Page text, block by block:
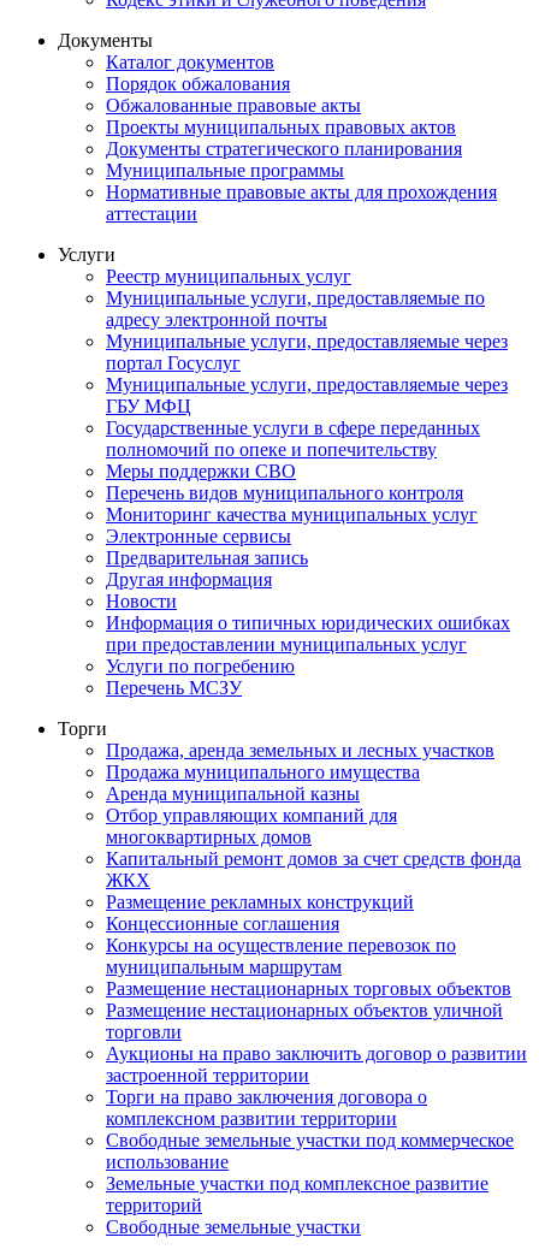
Документы
Каталог документов
Порядок обжалования
Обжалованные правовые акты
Проекты муниципальных правовых актов
Документы стратегического планирования
Муниципальные программы
Нормативные правовые акты для прохождения
аттестации
Услуги
Реестр муниципальных услуг
Муниципальные услуги, предоставляемые по
адресу электронной почты
Муниципальные услуги, предоставляемые через
портал Госуслуг
Муниципальные услуги, предоставляемые через
ГБУ МФЦ
Государственные услуги в сфере переданных
полномочий по опеке и попечительству
Меры поддержки СВО
Перечень видов муниципального контроля
Мониторинг качества муниципальных услуг
Электронные сервисы
Предварительная запись
Другая информация
Новости
Информация о типичных юридических ошибках
при предоставлении муниципальных услуг
Услуги по погребению
Перечень МСЗУ
Торги
Продажа, аренда земельных и лесных участков
Продажа муниципального имущества
Аренда муниципальной казны
Отбор управляющих компаний для
многоквартирных домов
Капитальный ремонт домов за счет средств фонда
ЖКХ
Размещение рекламных конструкций
Концессионные соглашения
Конкурсы на осуществление перевозок по
муниципальным маршрутам
Размещение нестационарных торговых объектов
Размещение нестационарных объектов уличной
торговли
Аукционы на право заключить договор о развитии
застроенной территории
Торги на право заключения договора о
комплексном развитии территории
Свободные земельные участки под коммерческое
использование
Земельные участки под комплексное развитие
территорий
Свободные земельные участки